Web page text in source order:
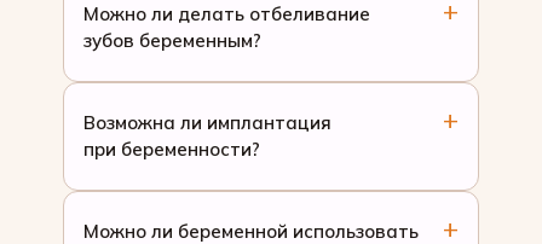
Можно ли делать отбеливание
зубов беременным?
Возможна ли имплантация
при беременности?
Можно ли беременной использовать